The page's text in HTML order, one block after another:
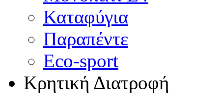
Καταφύγια
Παραπέντε
Eco-sport
Κρητική Διατροφή